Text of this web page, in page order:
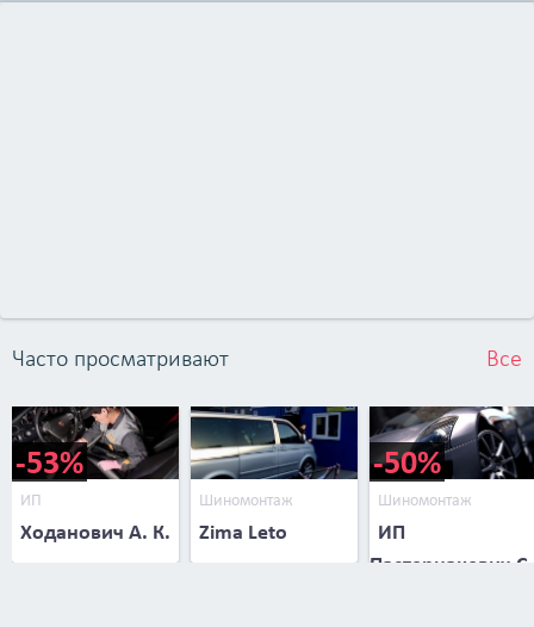
Часто просматривают Все
-53%
ИП
Ходанович А. К.
Шиномонтаж
Zima Leto
-50%
Шиномонтаж
ИП
Пастернакевич С.